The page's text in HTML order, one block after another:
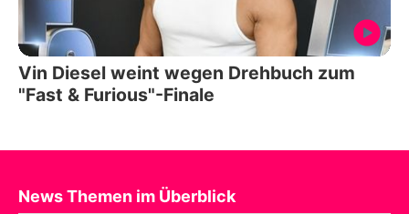
Vin Diesel weint wegen Drehbuch zum
"Fast & Furious"-Finale
News Themen im Überblick